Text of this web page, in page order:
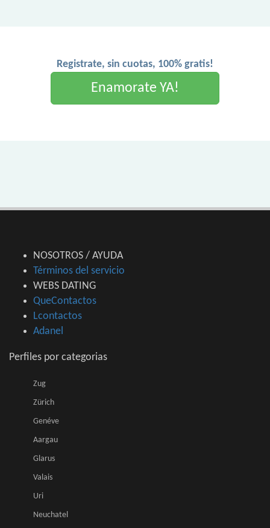
Registrate, sin cuotas, 100% gratis!
Enamorate YA!
NOSOTROS / AYUDA
Términos del servicio
WEBS DATING
QueContactos
Lcontactos
Adanel
Perfiles por categorias
Zug
Zürich
Genéve
Aargau
Glarus
Valais
Uri
Neuchatel